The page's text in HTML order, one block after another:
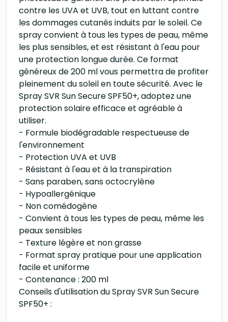
contre les UVA et UVB, tout en luttant contre
les dommages cutanés induits par le soleil. Ce
spray convient à tous les types de peau, même
les plus sensibles, et est résistant à l'eau pour
une protection longue durée. Ce format
généreux de 200 ml vous permettra de profiter
pleinement du soleil en toute sécurité. Avec le
Spray SVR Sun Secure SPF50+, adoptez une
protection solaire efficace et agréable à
utiliser.
- Formule biodégradable respectueuse de
l'environnement
- Protection UVA et UVB
- Résistant à l'eau et à la transpiration
- Sans paraben, sans octocrylène
- Hypoallergénique
- Non comédogène
- Convient à tous les types de peau, même les
peaux sensibles
- Texture légère et non grasse
- Format spray pratique pour une application
facile et uniforme
- Contenance : 200 ml
Conseils d'utilisation du Spray SVR Sun Secure
SPF50+ :